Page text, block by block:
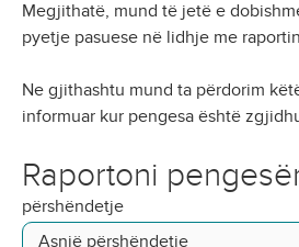
Megjithatë, mund të jetë e
pyetje pasuese në lidhje me
Ne gjithashtu mund ta përdorim
informuar kur pengesa është
Raportoni
përshëndetje